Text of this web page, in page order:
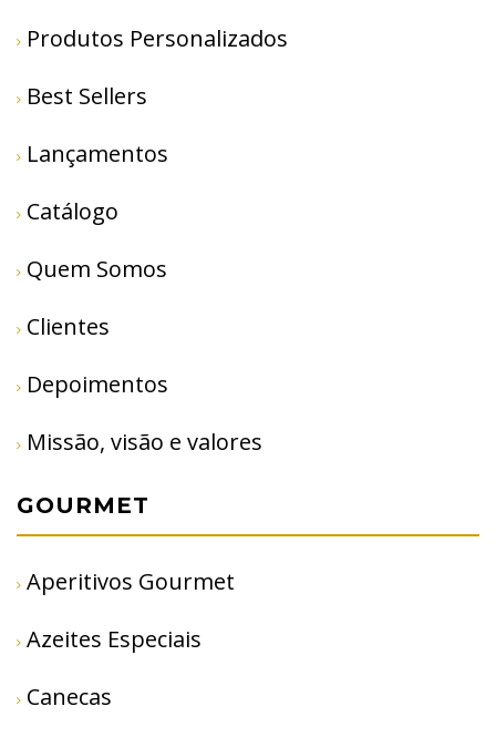
Produtos Personalizados
Best Sellers
Lançamentos
Catálogo
Quem Somos
Clientes
Depoimentos
Missão, visão e valores
GOURMET
Aperitivos Gourmet
Azeites Especiais
Canecas